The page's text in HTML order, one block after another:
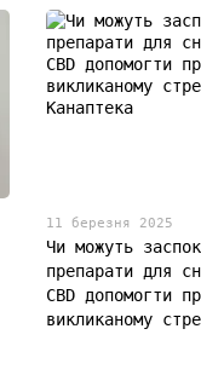
11 березня 2025
Чи можуть
препарати для
CBD допомогти
викликаному